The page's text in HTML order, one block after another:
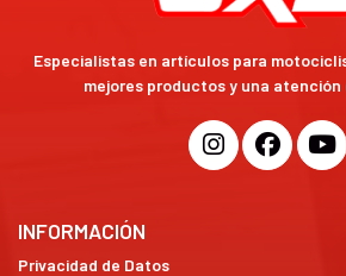
Especialistas en artículos para
mejores productos y una
INFORMACIÓN
Privacidad de Datos